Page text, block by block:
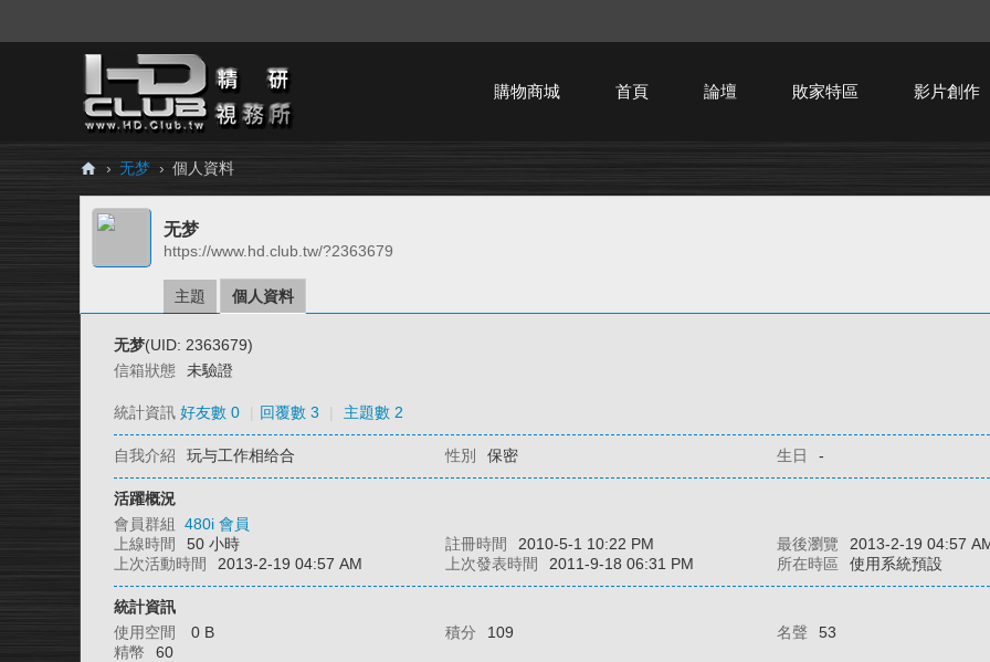
購物商城 首頁 論壇 敗家特區 影片創作
H
Cl
› 无梦 › 個人資料
无梦
https://www.hd.club.tw/?2363679
主題 個人資料
无梦(UID: 2363679)
信箱狀態
未驗證
統計資訊 好友數 0 回覆數 3 主題數 2
自我介紹 玩与工作相给合 性別 保密 生日 -
活躍概況
會員群組 480i 會員
上線時間
50 小時 註冊時間 2010-5-1 10:22 PM 最後瀏覽
2013-2-19 04:57
上次活動時間
2013-2-19 04:57 AM 上次發表時間 2011-9-18 06:31 PM 所在時區 使用系統預設
統計資訊
使用空間
0 B 積分 109 名聲
53
精幣
60